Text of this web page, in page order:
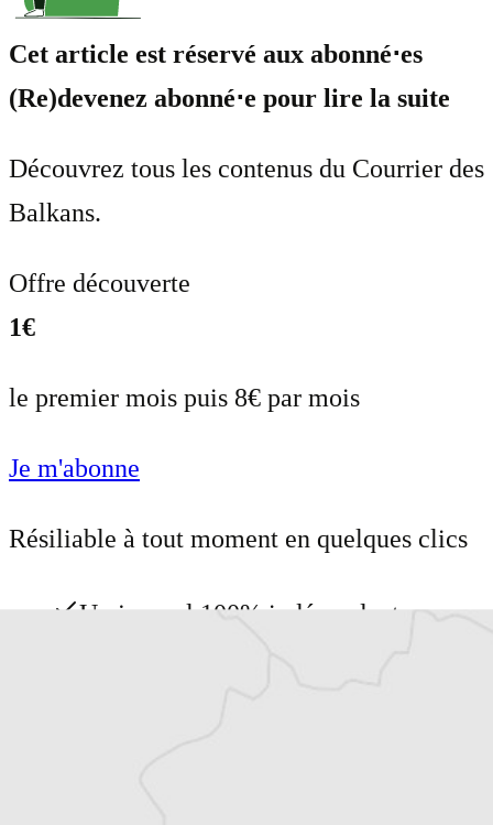
Cet article est réservé aux abonné⋅es
(Re)devenez abonné⋅e pour lire la suite
Découvrez tous les contenus du Courrier des
Balkans.
Offre découverte
1€
le premier mois puis 8€ par mois
Je m'abonne
Résiliable à tout moment en quelques clics
Un journal 100% indépendant